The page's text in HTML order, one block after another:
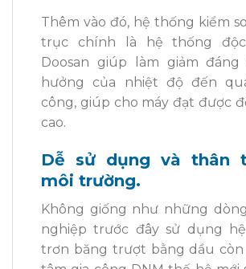
Thêm vào đó, hệ thống kiểm
trục chính là hệ thống
Doosan giúp làm giảm
hưởng của nhiệt độ đến
công, giúp cho máy đạt được
cao.
Dễ sử dụng và thân
môi trường.
Không giống như những
nghiệp trước đây sử dụng
trơn băng trượt bằng dầu